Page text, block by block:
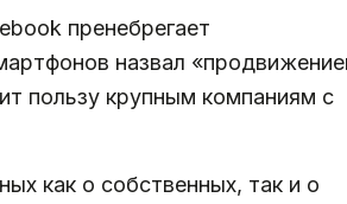
пренебрегает
назвал
пользу крупным компаниям с
как о собственных, так и о